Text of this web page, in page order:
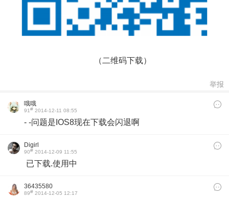
（二维码下载）
举报
哦哦
91# 2014-12-11 08:55
- -问题是IOS8现在下载会闪退啊
Digirl
90# 2014-12-09 11:55
已下载.使用中
36435580
89# 2014-12-05 12:17